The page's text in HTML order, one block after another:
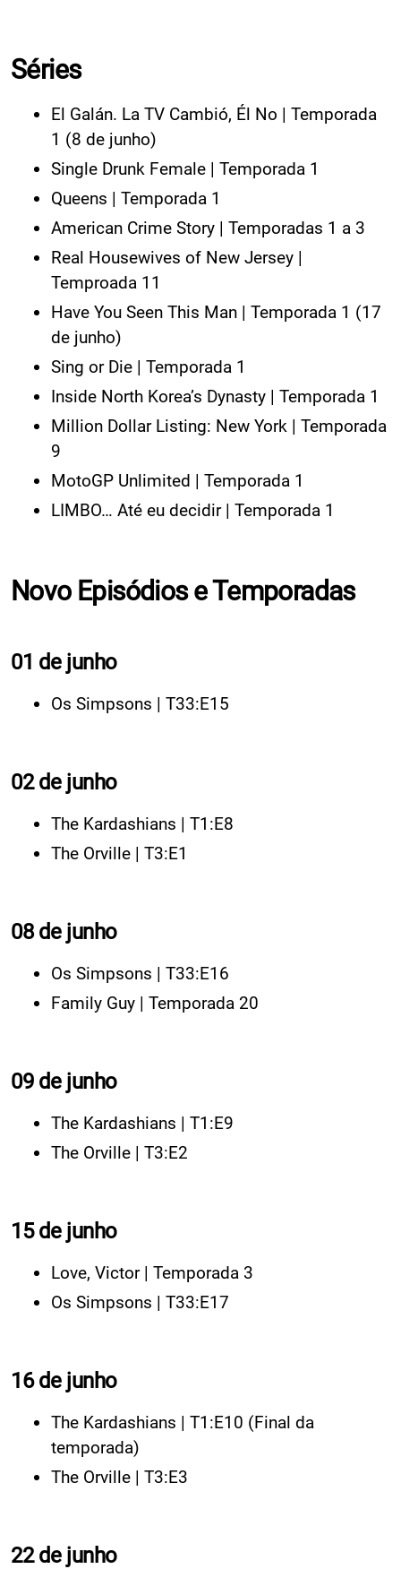
Séries
El Galán. La TV Cambió, Él No | Temporada
1 (8 de junho)
Single Drunk Female | Temporada 1
Queens | Temporada 1
American Crime Story | Temporadas 1 a 3
Real Housewives of New Jersey |
Temproada 11
Have You Seen This Man | Temporada 1 (17
de junho)
Sing or Die | Temporada 1
Inside North Korea’s Dynasty | Temporada 1
Million Dollar Listing: New York | Temporada
9
MotoGP Unlimited | Temporada 1
LIMBO… Até eu decidir | Temporada 1
Novo Episódios e Temporadas
01 de junho
Os Simpsons | T33:E15
02 de junho
The Kardashians | T1:E8
The Orville | T3:E1
08 de junho
Os Simpsons | T33:E16
Family Guy | Temporada 20
09 de junho
The Kardashians | T1:E9
The Orville | T3:E2
15 de junho
Love, Victor | Temporada 3
Os Simpsons | T33:E17
16 de junho
The Kardashians | T1:E10 (Final da
temporada)
The Orville | T3:E3
22 de junho